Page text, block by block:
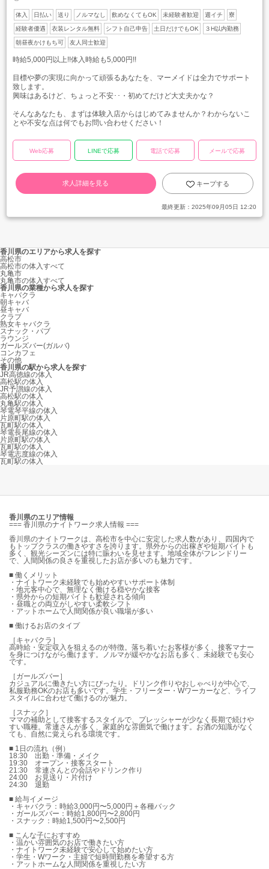
体入 日払い 送り ノルマなし 飲めなくてもOK 未経験者歓迎 週イチ 寮
経験者優遇 衣装レンタル無料 シフト自己申告 土日だけでもOK ３H以内勤務
朝昼夜かけもち可 友人同士歓迎
時給5,000円以上!!体入時給も5,000円!!
目標や夢の実現に向かって頑張るあなたを、マーメイドは全力でサポート
致します。
興味はあるけど、ちょっと不安･･・初めてだけど大丈夫かな？
そんなあなたも、まずは体験入店からはじめてみませんか？わからないこ
とや不安な点は何でもお問い合わせください！
Web応募 LINEで応募 電話で応募 メールで応募
求人詳細を見る キープする
最終更新： 2025年09月05日 12:20
香川県のエリアから求人を探す
高松市
高松市の体入すべて
丸亀市
丸亀市の体入すべて
香川県の業種から求人を探す
キャバクラ
朝キャバ
昼キャバ
クラブ
熟女キャバクラ
スナック・パブ
ラウンジ
ガールズバー(ガルバ)
コンカフェ
その他
香川県の駅から求人を探す
JR高徳線の体入
高松駅の体入
JR予讃線の体入
高松駅の体入
丸亀駅の体入
琴電琴平線の体入
片原町駅の体入
瓦町駅の体入
琴電長尾線の体入
片原町駅の体入
瓦町駅の体入
琴電志度線の体入
瓦町駅の体入
香川県のエリア情報
=== 香川県のナイトワーク求人情報 ===
香川県のナイトワークは、高松市を中心に安定した求人数があり、四国内で
もトップクラスの働きやすさを誇ります。県外からの出稼ぎや短期バイトも
多く、観光シーズンには特に賑わいを見せます。地域全体がフレンドリー
で、人間関係の良さを重視したお店が多いのも魅力です。
■ 働くメリット
・ナイトワーク未経験でも始めやすいサポート体制
・地元客中心で、無理なく働ける穏やかな接客
・県外からの短期バイトも歓迎される傾向
・昼職との両立がしやすい柔軟シフト
・アットホームで人間関係が良い職場が多い
■ 働けるお店のタイプ
［キャバクラ］
高時給・安定収入を狙えるのが特徴。落ち着いたお客様が多く、接客マナー
を身につけながら働けます。ノルマが緩やかなお店も多く、未経験でも安心
です。
［ガールズバー］
カジュアルに働きたい方にぴったり。ドリンク作りやおしゃべりが中心で、
私服勤務OKのお店も多いです。学生・フリーター・Wワーカーなど、ライフ
スタイルに合わせて働けるのが魅力。
［スナック］
ママの補助として接客するスタイルで、プレッシャーが少なく長期で続けや
すい職種。常連さんが多く、家庭的な雰囲気で働けます。お酒の知識がなく
ても、自然に覚えられる環境です。
■ 1日の流れ（例）
18:30 出勤・準備・メイク
19:30 オープン・接客スタート
21:30 常連さんとの会話やドリンク作り
24:00 お見送り・片付け
24:30 退勤
■ 給与イメージ
・キャバクラ：時給3,000円〜5,000円＋各種バック
・ガールズバー：時給1,800円〜2,800円
・スナック：時給1,500円〜2,500円
■ こんな子におすすめ
・温かい雰囲気のお店で働きたい方
・ナイトワーク未経験で安心して始めたい方
・学生・Wワーク・主婦で短時間勤務を希望する方
・アットホームな人間関係を重視したい方